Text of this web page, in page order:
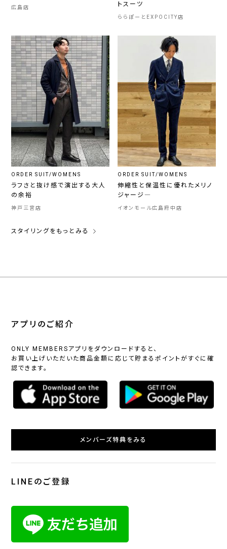
広島店
トスーツ
ららぽーとEXPOCITY店
ORDER SUIT/WOMENS
ラフさと抜け感で演出する大人
の余裕
神戸三宮店
ORDER SUIT/WOMENS
伸縮性と保温性に優れたメリノ
ジャージ―
イオンモール広島府中店
スタイリングをもっとみる
アプリのご紹介
ONLY MEMBERSアプリをダウンロードすると、
お買い上げいただいた商品金額に応じて貯まるポイントがすぐに確
認できます。
メンバーズ特典をみる
LINEのご登録